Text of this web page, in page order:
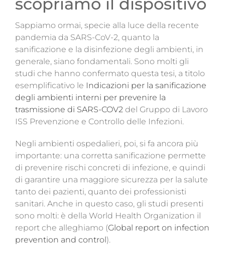
Contatti
Sappiamo ormai, specie alla luce della recente
pandemia da SARS-CoV-2, quanto la
sanificazione e la disinfezione degli ambienti, in
generale, siano fondamentali. Sono molti gli
studi che hanno confermato questa tesi, a titolo
esemplificativo le Indicazioni per la sanificazione
degli ambienti interni per prevenire la
trasmissione di SARS-COV2 del Gruppo di Lavoro
ISS Prevenzione e Controllo delle Infezioni.
Negli ambienti ospedalieri, poi, si fa ancora più
importante: una corretta sanificazione permette
di prevenire rischi concreti di infezione, e quindi
di garantire una maggiore sicurezza per la salute
tanto dei pazienti, quanto dei professionisti
sanitari. Anche in questo caso, gli studi presenti
sono molti: è della World Health Organization il
report che alleghiamo (Global report on infection
prevention and control).